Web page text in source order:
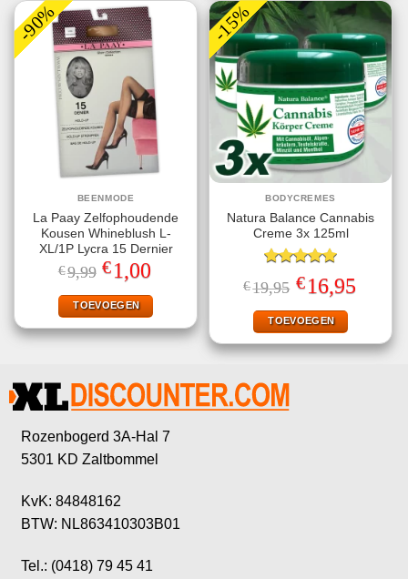
-90%
BEENMODE
La Paay Zelfophoudende
Kousen Whineblush L-
XL/1P Lycra 15 Dernier
€9,99 Oorspronkelijke
prijs
was:
€9,99.
€1,00
is:
€1,00.
TOEVOEGEN
-15%
BODYCREMES
Natura Balance Cannabis
Creme 3x 125ml
Gewaardeerd
5.00uit 5
€19,95 Oorspronkelijke
prijs
was:
€19,95.
€16,95prijs
TOEVOEGEN
Rozenbogerd 3A-Hal 7
5301 KD Zaltbommel
KvK: 84848162
BTW: NL863410303B01
Tel.: (0418) 79 45 41